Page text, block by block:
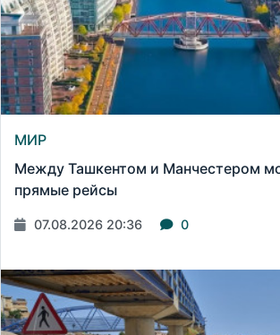
МИР
Между Ташкентом и Манчестером
прямые рейсы
07.08.2026 20:36 0